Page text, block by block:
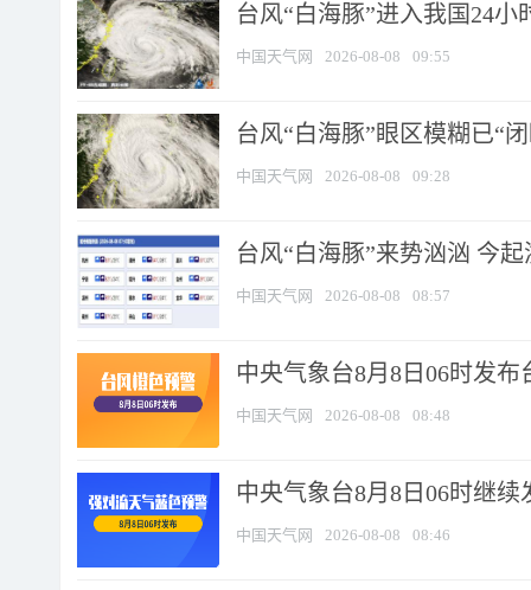
台风“白海豚”进入我国24
中国天气网 2026-08-08 09:55
台风“白海豚”眼区模糊已“
中国天气网 2026-08-08 09:28
台风“白海豚”来势汹汹 今
中国天气网 2026-08-08 08:57
中央气象台8月8日06时发布
中国天气网 2026-08-08 08:48
中央气象台8月8日06时继
中国天气网 2026-08-08 08:46